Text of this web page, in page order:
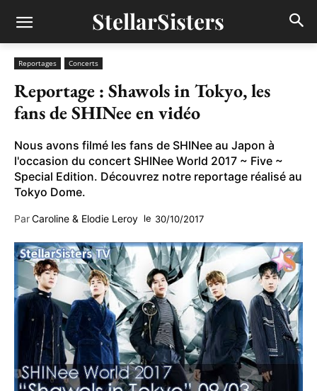
StellarSisters
Reportages Concerts
Reportage : Shawols in Tokyo, les
fans de SHINee en vidéo
Nous avons filmé les fans de SHINee au Japon à
l'occasion du concert SHINee World 2017 ~ Five ~
Special Edition. Découvrez notre reportage réalisé au
Tokyo Dome.
ParCaroline & Elodie Leroy le 30/10/2017